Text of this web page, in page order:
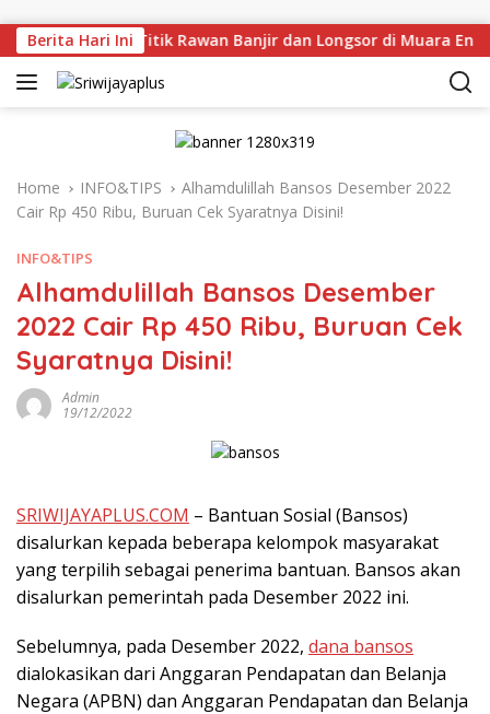
Berita Hari Ini
Langsung Titik Rawan Banjir dan Longsor di Muara Enim,
Home INFO&TIPS
Alhamdulillah Bansos Desember 2022
Cair Rp 450 Ribu, Buruan Cek Syaratnya Disini!
INFO&TIPS
Alhamdulillah Bansos Desember
2022 Cair Rp 450 Ribu, Buruan Cek
Syaratnya Disini!
Admin
19/12/2022
SRIWIJAYAPLUS.COM – Bantuan Sosial (Bansos)
disalurkan kepada beberapa kelompok masyarakat
yang terpilih sebagai penerima bantuan. Bansos akan
disalurkan pemerintah pada Desember 2022 ini.
Sebelumnya, pada Desember 2022, dana bansos
dialokasikan dari Anggaran Pendapatan dan Belanja
Negara (APBN) dan Anggaran Pendapatan dan Belanja